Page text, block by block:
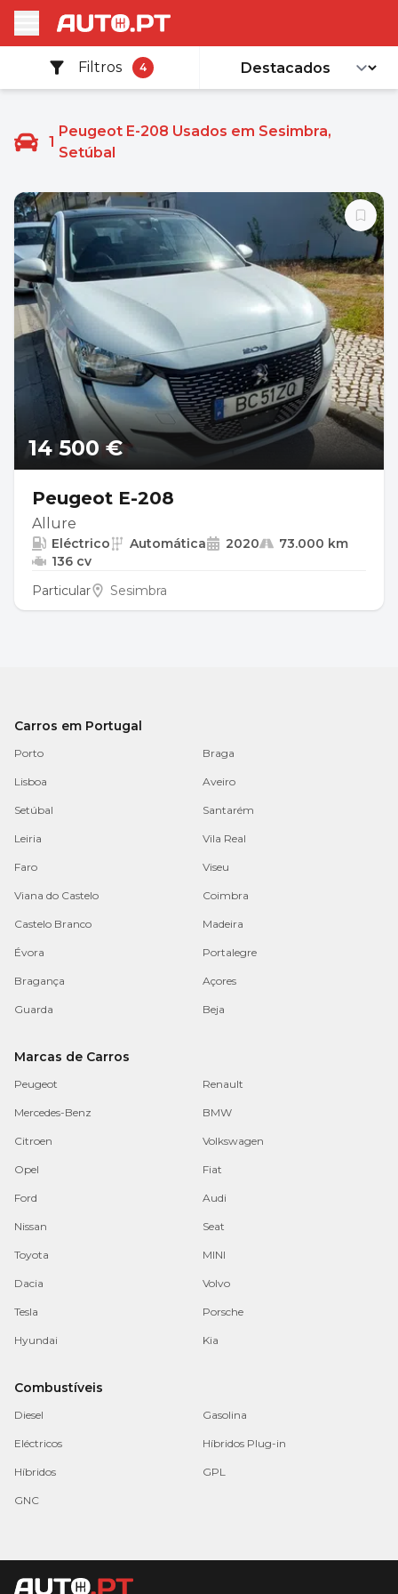
Filtros 4
1
Peugeot E-208 Usados em Sesimbra,
Setúbal
14 500 €
Peugeot E-208
Allure
Eléctrico Automática 2020
73.000 km
136 cv
Particular
Sesimbra
Carros em Portugal
Porto Braga
Lisboa Aveiro
Setúbal Santarém
Leiria Vila Real
Faro Viseu
Viana do Castelo Coimbra
Castelo Branco Madeira
Évora Portalegre
Bragança Açores
Guarda Beja
Marcas de Carros
Peugeot Renault
Mercedes-Benz BMW
Citroen Volkswagen
Opel Fiat
Ford Audi
Nissan Seat
Toyota MINI
Dacia Volvo
Tesla Porsche
Hyundai Kia
Combustíveis
Diesel Gasolina
Eléctricos Híbridos Plug-in
Híbridos GPL
GNC